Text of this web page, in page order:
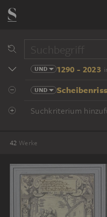
UND 1290 - 2023
UND Scheibenriss
Suchkriterium
42 Werke